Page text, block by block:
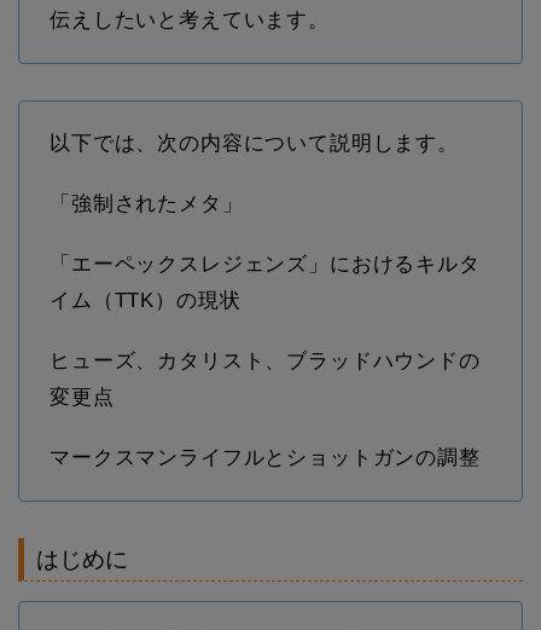
伝えしたいと考えています。
以下では、次の内容について説明します。
「強制されたメタ」
「エーペックスレジェンズ」におけるキルタ
イム（TTK）の現状
ヒューズ、カタリスト、ブラッドハウンドの
変更点
マークスマンライフルとショットガンの調整
はじめに